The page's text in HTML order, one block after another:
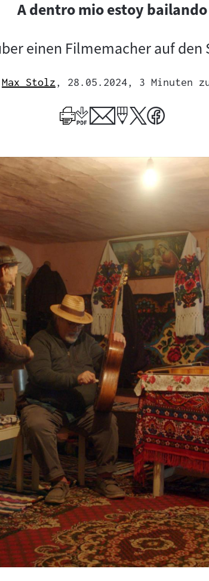
A dentro mio estoy bailando
einen Filmemacher auf den
Max Stolz
Author
, 28.05.2024, 3 Minuten